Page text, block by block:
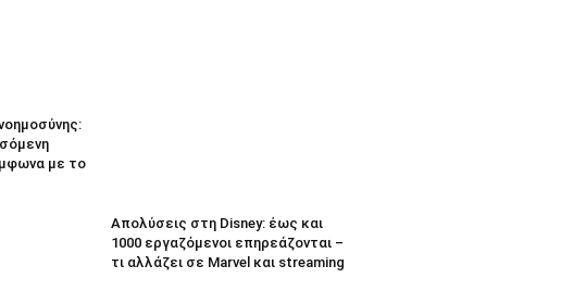
με το
Απολύσεις στη Disney: έως και
1000 εργαζόμενοι επηρεάζονται –
τι αλλάζει σε Marvel και streaming